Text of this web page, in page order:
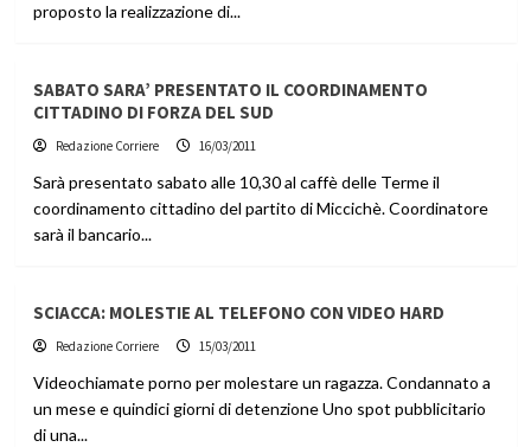
proposto la realizzazione di...
SABATO SARA’ PRESENTATO IL COORDINAMENTO
CITTADINO DI FORZA DEL SUD
Redazione Corriere 16/03/2011
Sarà presentato sabato alle 10,30 al caffè delle Terme il
coordinamento cittadino del partito di Miccichè. Coordinatore
sarà il bancario...
SCIACCA: MOLESTIE AL TELEFONO CON VIDEO HARD
Redazione Corriere 15/03/2011
Videochiamate porno per molestare un ragazza. Condannato a
un mese e quindici giorni di detenzione Uno spot pubblicitario
di una...